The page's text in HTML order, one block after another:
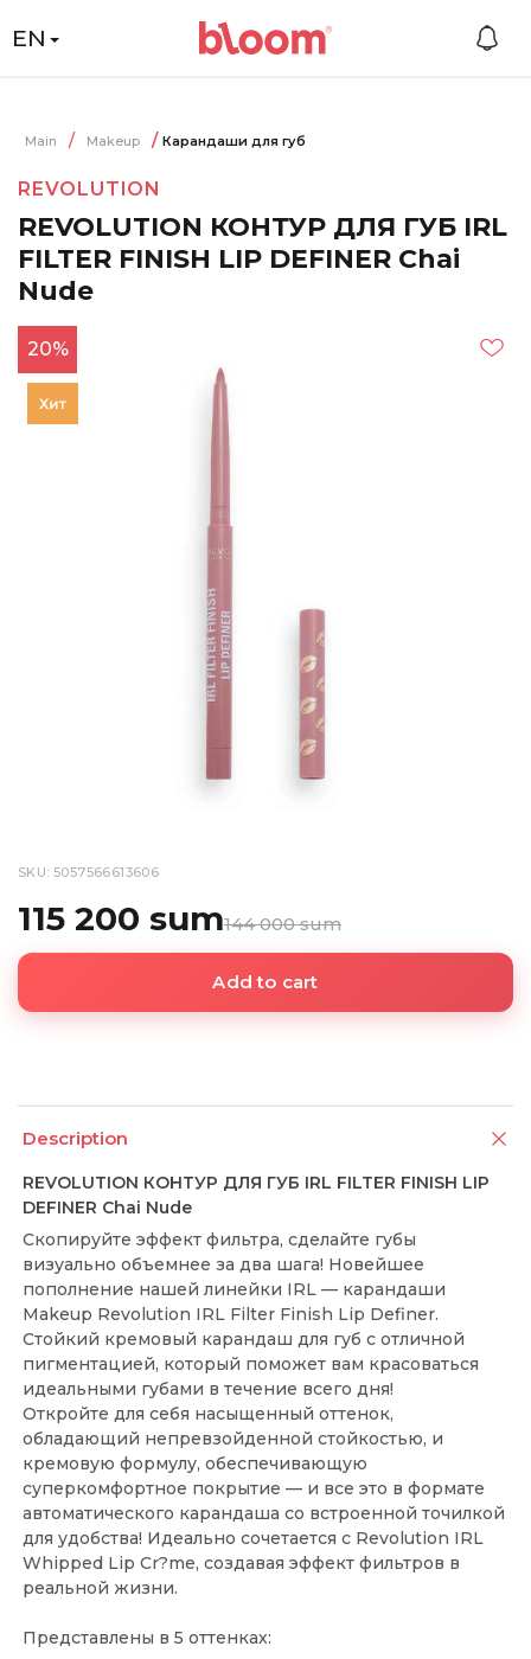
EN
Main Makeup Карандаши для губ
REVOLUTION
REVOLUTION КОНТУР ДЛЯ ГУБ IRL
FILTER FINISH LIP DEFINER Chai
Nude
20%
SKU: 5057566613606
115 200 sum144 000 sum
Add to cart
Description
REVOLUTION КОНТУР ДЛЯ ГУБ IRL FILTER FINISH LIP
DEFINER Chai Nude
Скопируйте эффект фильтра, сделайте губы
визуально объемнее за два шага! Новейшее
пополнение нашей линейки IRL — карандаши
Makeup Revolution IRL Filter Finish Lip Definer.
Стойкий кремовый карандаш для губ с отличной
пигментацией, который поможет вам красоваться
идеальными губами в течение всего дня!
Откройте для себя насыщенный оттенок,
обладающий непревзойденной стойкостью, и
кремовую формулу, обеспечивающую
суперкомфортное покрытие — и все это в формате
автоматического карандаша со встроенной точилкой
для удобства! Идеально сочетается с Revolution IRL
Whipped Lip Cr?me, создавая эффект фильтров в
реальной жизни.
Представлены в 5 оттенках: